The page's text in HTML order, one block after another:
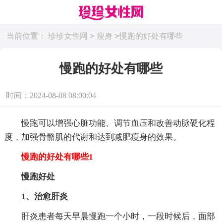
当前位置： 珍珍女性网 > 瘦身 >慢跑的好处有哪些
慢跑的好处有哪些
时间：2024-08-08 08:00:04
慢跑可以增强心脏功能、调节血压和改善动脉硬化程
度，加强骨骼肌的代谢和达到减肥瘦身的效果。
慢跑的好处有哪些1
慢跑好处
1、治愈肝炎
肝炎患者每天早晨慢跑一个小时，一段时候后，面部